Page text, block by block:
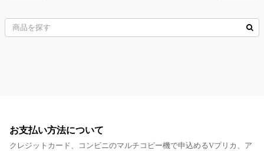
お支払い方法について
クレジットカード、コンビニのマルチコピー機で申込めるVプリカ、ア